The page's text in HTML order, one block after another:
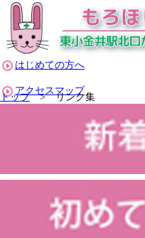
はじめての方へ
アクセスマップ
トップ>リンク集